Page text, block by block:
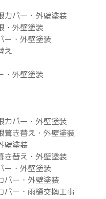
カバー・外壁塗装
・外壁塗装
ー・外壁塗装
え
・外壁塗装
カバー・外壁塗装
葺き替え・外壁塗装
壁塗装
き替え・外壁塗装
ー・外壁塗装
バー・外壁塗装
バー・雨樋交換工事